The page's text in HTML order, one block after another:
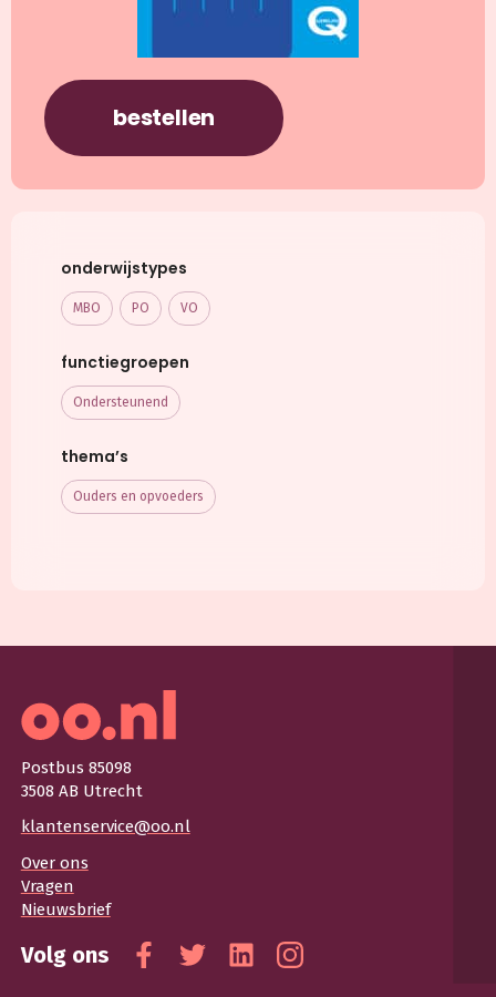
bestellen
onderwijstypes
MBO PO VO
functiegroepen
Ondersteunend
thema’s
Ouders en opvoeders
Postbus 85098
3508 AB Utrecht
klantenservice@oo.nl
Over ons
Vragen
Nieuwsbrief
Volg ons
Facebook
TwitterLinkedinInstagram